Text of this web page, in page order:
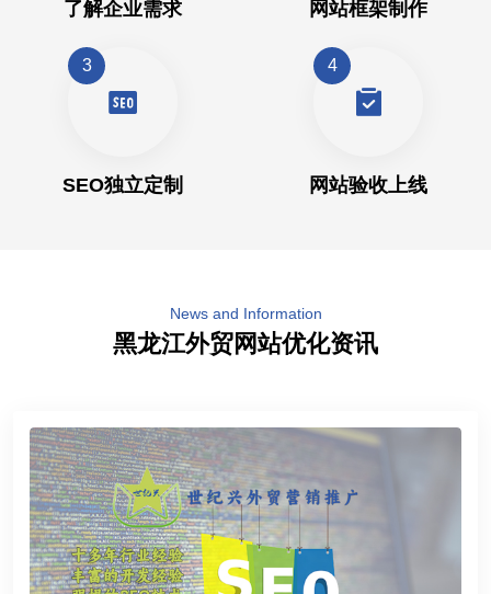
了解企业需求 网站框架制作
3
SEO独立定制
4
网站验收上线
News and Information
黑龙江外贸网站优化资讯